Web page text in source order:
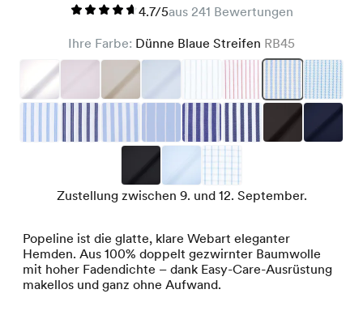
4.7/5aus 241 Bewertungen
Ihre Farbe: Dünne Blaue Streifen RB45
Zustellung zwischen 9. und 12. September.
Popeline ist die glatte, klare Webart eleganter
Hemden. Aus 100% doppelt gezwirnter Baumwolle
mit hoher Fadendichte – dank Easy-Care-Ausrüstung
makellos und ganz ohne Aufwand.